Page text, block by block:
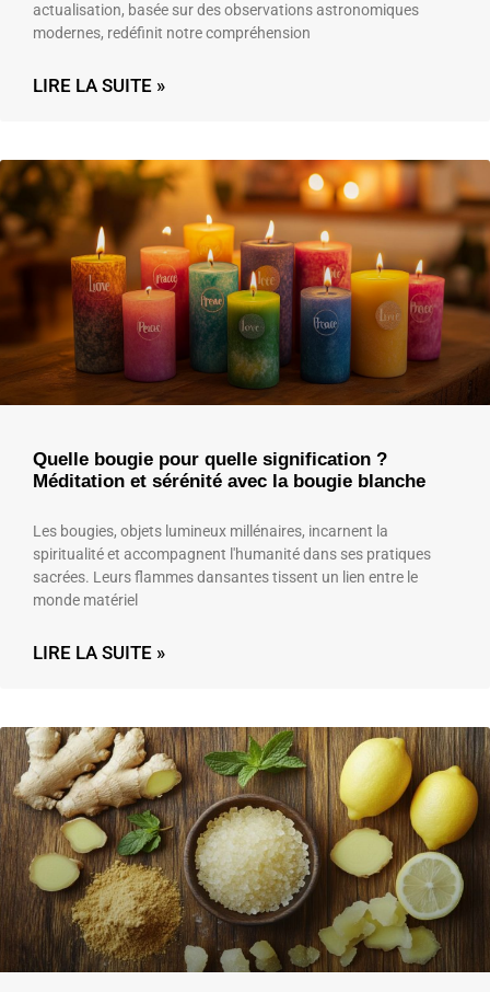
actualisation, basée sur des observations astronomiques
modernes, redéfinit notre compréhension
LIRE LA SUITE »
Quelle bougie pour quelle signification ?
Méditation et sérénité avec la bougie blanche
Les bougies, objets lumineux millénaires, incarnent la
spiritualité et accompagnent l'humanité dans ses pratiques
sacrées. Leurs flammes dansantes tissent un lien entre le
monde matériel
LIRE LA SUITE »